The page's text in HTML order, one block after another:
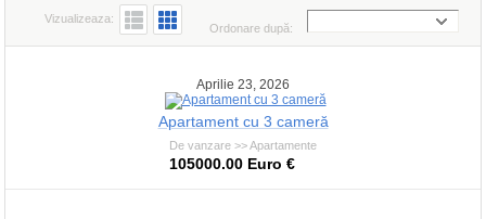
Ordonare după:
Vizualizeaza:
Aprilie 23, 2026
Apartament cu 3 cameră
De vanzare >> Apartamente
105000.00 Euro €